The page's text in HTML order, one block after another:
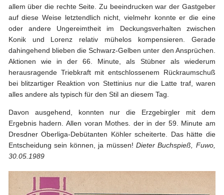
allem über die rechte Seite. Zu beeindrucken war der Gastgeber
auf diese Weise letztendlich nicht, vielmehr konnte er die eine
oder andere Ungereimtheit im Deckungsverhalten zwischen
Konik und Lorenz relativ mühelos kompensieren. Gerade
dahingehend blieben die Schwarz-Gelben unter den Ansprüchen.
Aktionen wie in der 66. Minute, als Stübner als wiederum
herausragende Triebkraft mit entschlossenem Rückraumschuß
bei blitzartiger Reaktion von Stettinius nur die Latte traf, waren
alles andere als typisch für den Stil an diesem Tag.
Davon ausgehend, konnten nur die Erzgebirgler mit dem
Ergebnis hadern. Allen voran Mothes. der in der 59. Minute am
Dresdner Oberliga-Debütanten Köhler scheiterte. Das hätte die
Entscheidung sein können, ja müssen! Dieter Buchspieß, Fuwo,
30.05.1989